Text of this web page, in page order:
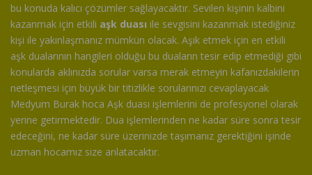
bu konuda kalıcı çözümler sağlayacaktır. Sevilen kişinin kalbini
kazanmak için etkili aşk duası ile sevgisini kazanmak istediğiniz
kişi ile yakınlaşmanız mümkün olacak. Aşık etmek için en etkili
aşk dualarının hangileri olduğu bu duaların tesir edip etmediği gibi
konularda aklınızda sorular varsa merak etmeyin kafanızdakilerin
netleşmesi için büyük bir titizlikle sorularınızı cevaplayacak
Medyum Burak hoca Aşk duası işlemlerini de profesyonel olarak
yerine getirmektedir. Dua işlemlerinden ne kadar süre sonra tesir
edeceğini, ne kadar süre üzerinizde taşımanız gerektiğini işinde
uzman hocamız size anlatacaktır.